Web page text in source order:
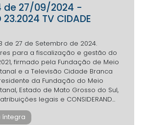
de 27/09/2024 -
23.2024 TV CIDADE
de 27 de Setembro de 2024.
para a fiscalização e gestão do
firmado pela Fundação de Meio
e a Televisão Cidade Branca
da Fundação do Meio
Estado de Mato Grosso do Sul,
legais e CONSIDERAND...
íntegra